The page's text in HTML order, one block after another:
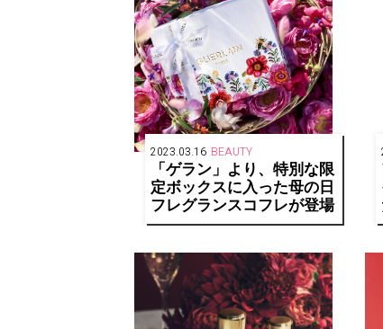
2023.03.16 BEAUTY
「ゲラン」より、特別な限
定ボックスに入った母の日
フレグランスコフレが登場